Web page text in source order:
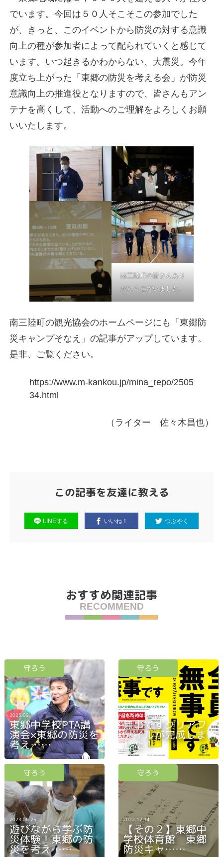
でいます。今回は５０人そこそこの参加でした
が、きっと、このイベントから防災の対する意識
向上の種が参加者によって配られていくと感じて
います。いつ起きるかわからない、大震災。今年
度立ち上がった「東郷の防災を考える会」が防災
意識向上の推進役となりますので、皆さんもアン
テナを高くして、活動へのご理解をよろしくお願
いいたします。
南三陸町の皆さんあり
がとうございました。
南三陸町の観光協会のホームページにも「東郷防
災キャンプそなえ」の記事がアップしています。
是非、ご覧ください。
https://www.m-kankou.jp/mina_repo/2505
34.html
（ライター 佐々木昌也）
この記事を友達に教える
LINEする いいね！ つぶやく
おすすめ関連記事
RECOMMEND
守ろう
2025.09.11
東郷中学校PTA講
演会×東郷の防災を
考え……
守ろう
2025.08.04
無事ですクリアフ
ァイルが完成しま
した！
守ろう
2023.06.25
遊びながら学ぶ防
災体験！東郷の防
災を考え……
守ろう
2022.12.14
【その２】東郷中
学校体育館 東郷
防災キャ……